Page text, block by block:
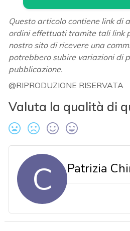
Questo articolo contiene link di
ordini effettuati tramite tali link
nostro sito di ricevere una
potrebbero subire variazioni di
pubblicazione.
@RIPRODUZIONE RISERVATA
Valuta la qualità di
C Patrizia